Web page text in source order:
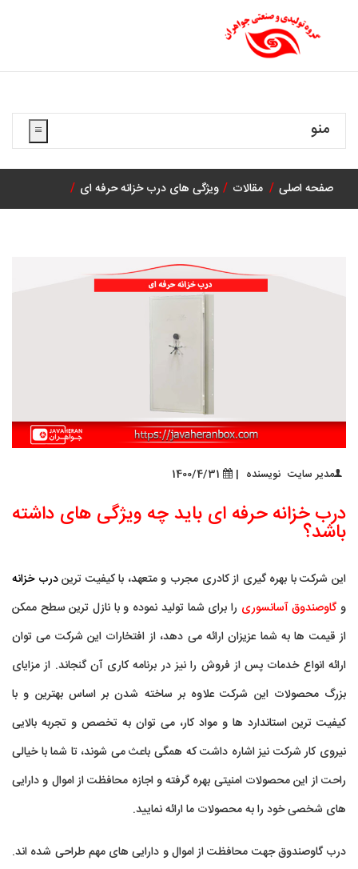
منو
صفحه اصلی مقالات ویژگی های درب خزانه حرفه ای
مدیر سایت نویسنده |
درب خزانه حرفه ای باید چه ویژگی های داشته
باشد؟
این شرکت با بهره گیری از کادری مجرب و متعهد، با کیفیت تریندرب خزانه
و گاوصندوق آسانسوری را برای شما تولید نموده و با نازل ترین سطح ممکن
از قیمت ها به شما عزیزان ارائه می دهد، از افتخارات این شرکت می توان
ارائه انواع خدمات پس از فروش را نیز در برنامه کاری آن گنجاند. از مزایای
بزرگ محصولات این شرکت علاوه بر ساخته شدن بر اساس بهترین و با
کیفیت ترین استاندارد ها و مواد کار، می توان به تخصص و تجربه بالایی
نیروی کار شرکت نیز اشاره داشت که همگی باعث می شوند، تا شما با خیالی
راحت از این محصولات امنیتی بهره گرفته و اجازه محافظت از اموال و دارایی
های شخصی خود را به محصولات ما ارائه نمایید.
درب گاوصندوقجهت محافظت از اموال و دارایی های مهم طراحی شده اند.